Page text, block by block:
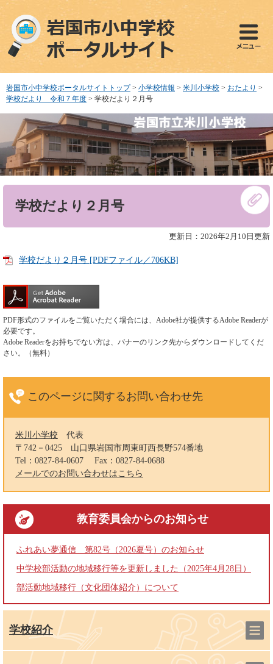
ペ
で
す
メ
ば
し
へ
岩国市小中学校ポータルサイトトップ > 小学校情報 > 米川小学校 > おたより >
学校だより 令和７年度 > 学校だより２月号
学校だより２月号
更新日：2026年2月10日更新
学校だより２月号 [PDFファイル／706KB]
PDF形式のファイルをご覧いただく場合には、Adobe社が提供するAdobe Readerが
必要です。
Adobe Readerをお持ちでない方は、バナーのリンク先からダウンロードしてくだ
さい。（無料）
このページに関するお問い合わせ先
米川小学校
代表
〒742－0425
山口県岩国市周東町西長野574番地
Tel：0827-84-0607
Fax：0827-84-0688
メールでのお問い合わせはこちら
教育委員会からのお知らせ
ふれあい夢通信 第82号（2026夏号）のお知らせ
中学校部活動の地域移行等を更新しました（2025年4月28日）
部活動地域移行（文化団体紹介）について
学校紹介